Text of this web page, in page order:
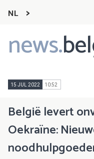
NL
news.
Main
navigation
15 JUL 2022 10:52
België levert
Oekraïne: